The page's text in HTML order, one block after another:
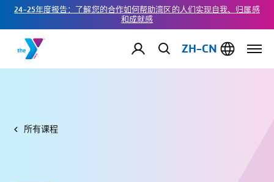
24-25年度报告：了解您的合作如何帮助湾区的人们实现自我、归属感
和成就感
ZH-CN
所有课程